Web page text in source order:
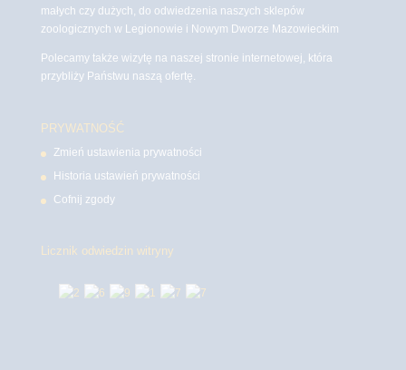
małych czy dużych, do odwiedzenia naszych sklepów
zoologicznych w Legionowie i Nowym Dworze Mazowieckim
Polecamy także wizytę na naszej stronie internetowej, która
przybliży Państwu naszą ofertę.
PRYWATNOŚĆ
Zmień ustawienia prywatności
Historia ustawień prywatności
Cofnij zgody
Licznik odwiedzin witryny